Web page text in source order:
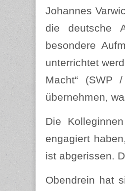
Johannes
die deutsche
besondere
unterrichtet
Macht“ (SWP
übernehmen,
Die
engagiert
ist abgerissen.
Obendrein hat